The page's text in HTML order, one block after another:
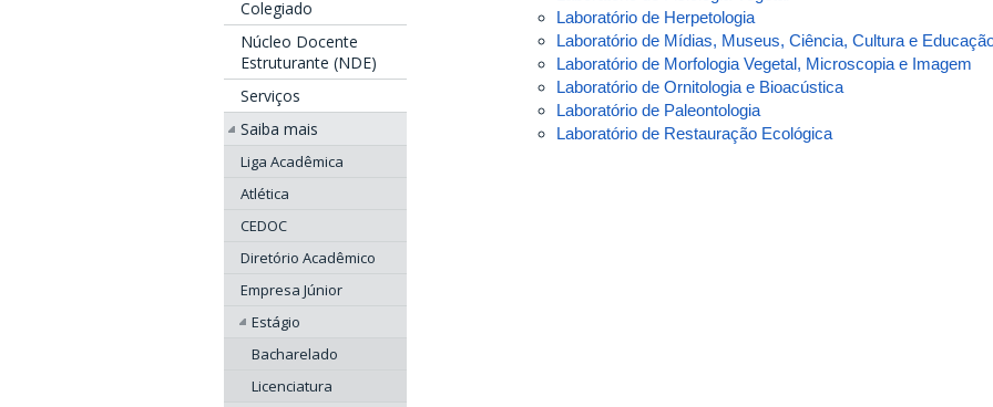
Colegiado
Núcleo Docente
Estruturante (NDE)
Serviços
Saiba mais
Liga Acadêmica
Atlética
CEDOC
Diretório Acadêmico
Empresa Júnior
Estágio
Bacharelado
Licenciatura
Laboratório de Herpetologia
Laboratório de Mídias, Museus, Ciência, Cultura e
Laboratório de Morfologia Vegetal, Microscopia e Imagem
Laboratório de Ornitologia e Bioacústica
Laboratório de Paleontologia
Laboratório de Restauração Ecológica